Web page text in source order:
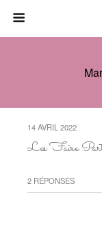
14 AVRIL 2022
Les Faire
2 RÉPONSES